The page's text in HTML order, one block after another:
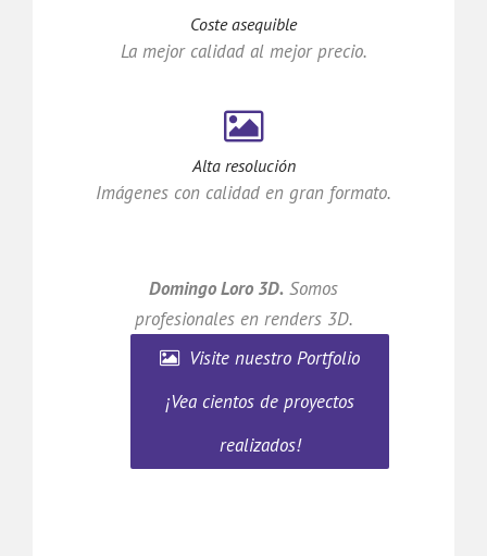
Coste asequible
La mejor calidad al mejor precio.
Alta resolución
Imágenes con calidad en gran formato.
Domingo Loro 3D. Somos
profesionales en renders 3D.
Visite nuestro Portfolio
¡Vea cientos de proyectos
realizados!